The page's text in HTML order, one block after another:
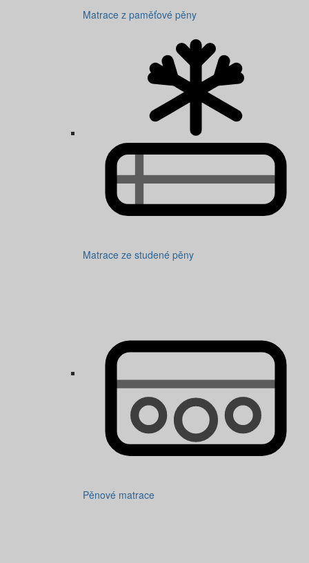
Matrace z paměťové pěny
Matrace ze studené pěny
Pěnové matrace